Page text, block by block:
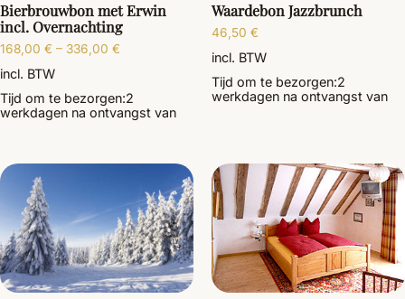
Bierbrouwbon met Erwin
incl. Overnachting
168,00 € – 336,00 €
incl. BTW
Tijd om te bezorgen:2
werkdagen na ontvangst van
Waardebon Jazzbrunch
46,50 €
incl. BTW
Tijd om te bezorgen:2
werkdagen na ontvangst van